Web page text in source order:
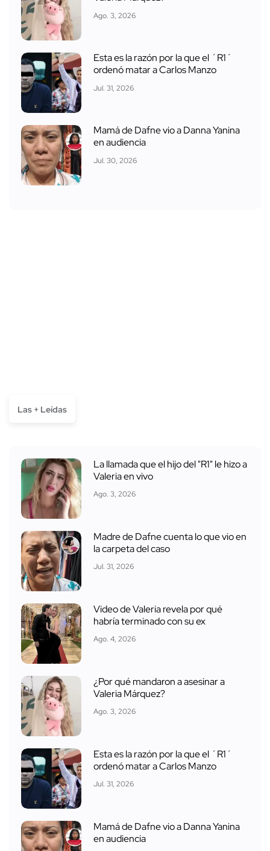
Ago. 3, 2026
Esta es la razón por la que el ´R1´
ordenó matar a Carlos Manzo
Jul. 31, 2026
Mamá de Dafne vio a Danna Yanina
en audiencia
Jul. 30, 2026
Las + Leídas
La llamada que el hijo del "R1" le hizo a
Valeria en vivo
Ago. 3, 2026
Madre de Dafne cuenta lo que vio en
la carpeta del caso
Jul. 31, 2026
Video de Valeria revela por qué
habría terminado con su ex
Ago. 4, 2026
¿Por qué mandaron a asesinar a
Valeria Márquez?
Ago. 3, 2026
Esta es la razón por la que el ´R1´
ordenó matar a Carlos Manzo
Jul. 31, 2026
Mamá de Dafne vio a Danna Yanina
en audiencia